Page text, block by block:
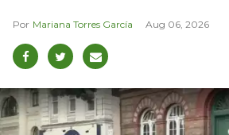
Mariana Torres García Aug 06, 2026